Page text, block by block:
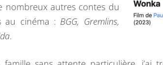
autres contes du
au cinéma : BGG, Gremlins,
.